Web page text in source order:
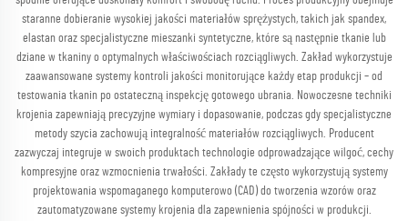
staranne dobieranie wysokiej jakości materiałów sprężystych, takich jak spandex,
elastan oraz specjalistyczne mieszanki syntetyczne, które są następnie tkanie lub
dziane w tkaniny o optymalnych właściwościach rozciągliwych. Zakład wykorzystuje
zaawansowane systemy kontroli jakości monitorujące każdy etap produkcji – od
testowania tkanin po ostateczną inspekcję gotowego ubrania. Nowoczesne techniki
krojenia zapewniają precyzyjne wymiary i dopasowanie, podczas gdy specjalistyczne
metody szycia zachowują integralność materiałów rozciągliwych. Producent
zazwyczaj integruje w swoich produktach technologie odprowadzające wilgoć, cechy
kompresyjne oraz wzmocnienia trwałości. Zakłady te często wykorzystują systemy
projektowania wspomaganego komputerowo (CAD) do tworzenia wzorów oraz
zautomatyzowane systemy krojenia dla zapewnienia spójności w produkcji.